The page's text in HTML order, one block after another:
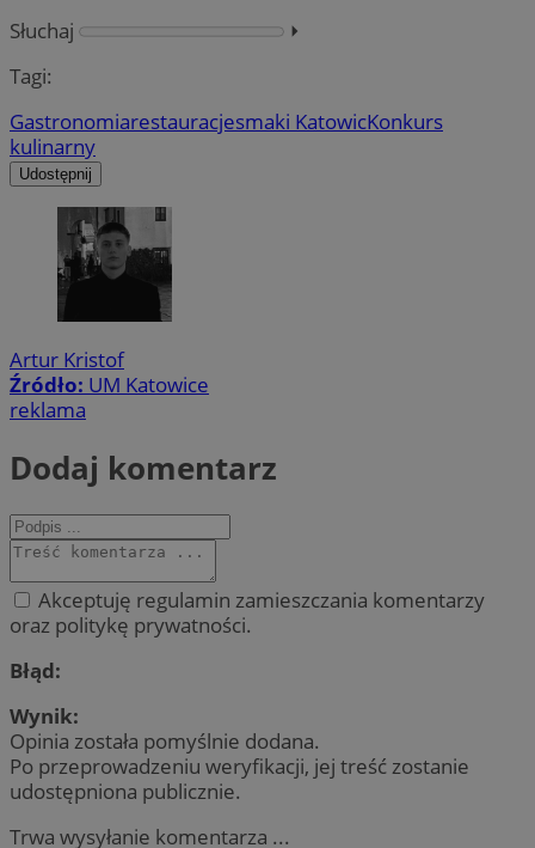
Słuchaj
⏵︎
Tagi:
Gastronomiarestauracjesmaki KatowicKonkurs
kulinarny
Udostępnij
Artur Kristof
Źródło: UM Katowice
reklama
Dodaj komentarz
Akceptuję regulamin zamieszczania komentarzy
oraz politykę prywatności.
Błąd:
Wynik:
Opinia została pomyślnie dodana.
Po przeprowadzeniu weryfikacji, jej treść zostanie
udostępniona publicznie.
Trwa wysyłanie komentarza ...